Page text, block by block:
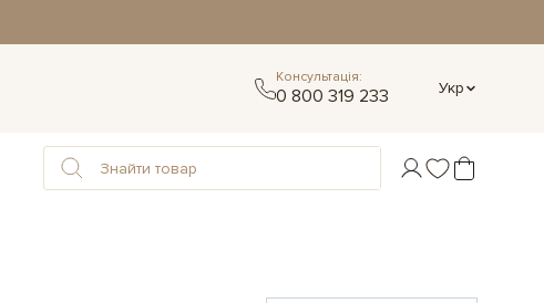
Консультація:
0 800 319 233 Укр